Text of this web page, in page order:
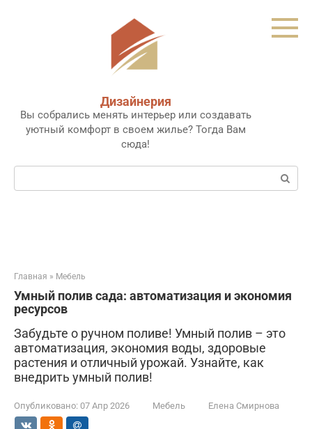
Дизайнерия
Вы собрались менять интерьер или создавать
уютный комфорт в своем жилье? Тогда Вам
сюда!
Поиск:
Главная » Мебель
Умный полив сада: автоматизация и экономия
ресурсов
Забудьте о ручном поливе! Умный полив – это
автоматизация, экономия воды, здоровые
растения и отличный урожай. Узнайте, как
внедрить умный полив!
Опубликовано: 07 Апр 2026 Мебель Елена Смирнова